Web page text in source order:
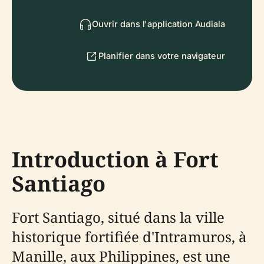
Ouvrir dans l'application Audiala
Planifier dans votre navigateur
Introduction à Fort
Santiago
Fort Santiago, situé dans la ville
historique fortifiée d'Intramuros, à
Manille, aux Philippines, est une